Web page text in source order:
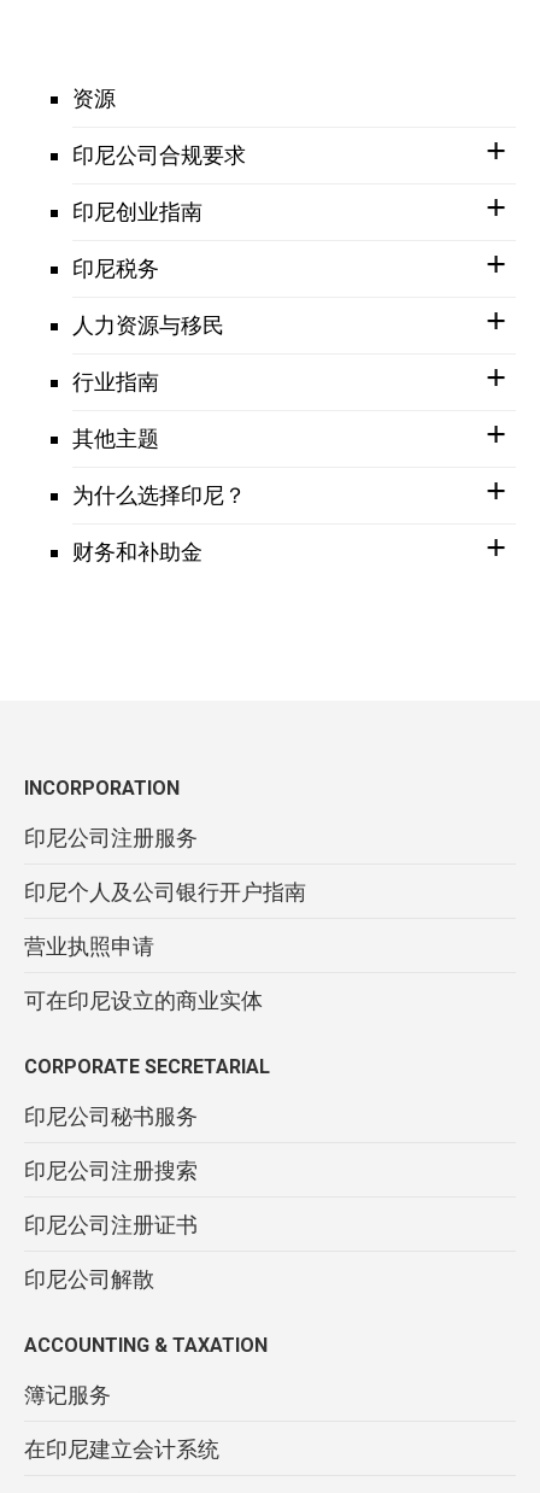
资源
印尼公司合规要求
印尼创业指南
印尼税务
人力资源与移民
行业指南
其他主题
为什么选择印尼？
财务和补助金
INCORPORATION
印尼公司注册服务
印尼个人及公司银行开户指南
营业执照申请
可在印尼设立的商业实体
CORPORATE SECRETARIAL
印尼公司秘书服务
印尼公司注册搜索
印尼公司注册证书
印尼公司解散
ACCOUNTING & TAXATION
簿记服务
在印尼建立会计系统